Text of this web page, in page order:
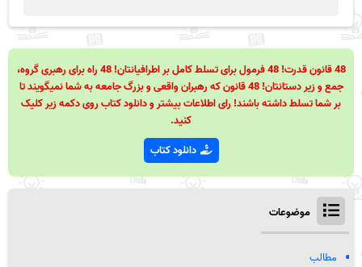
48 قانون قدرت! 48 فرمول برای تسلط کامل بر اطرافیانتان! 48 راه برای رهبری گروه،
جمع و زیر دستانتان! 48 قانون که رهبران واقعی و بزرگ جامعه به شما نمیگویند تا
بر شما تسلط داشته باشند! رای اطلاعات بیشتر و دانلود کتاب روی دکمه زیر کلیک
کنید.
دانلود کتاب
موضوعات
مطالب